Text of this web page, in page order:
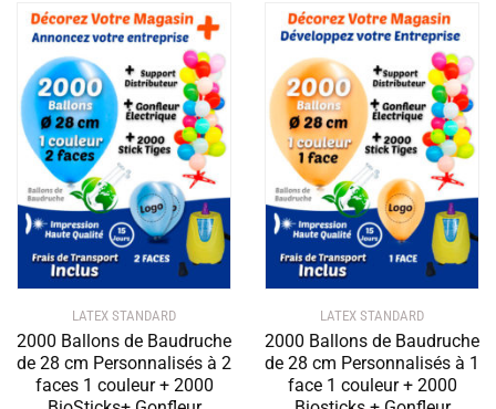
LATEX STANDARD
2000 Ballons de Baudruche
de 28 cm Personnalisés à 2
faces 1 couleur + 2000
LATEX STANDARD
2000 Ballons de Baudruche
de 28 cm Personnalisés à 1
face 1 couleur + 2000